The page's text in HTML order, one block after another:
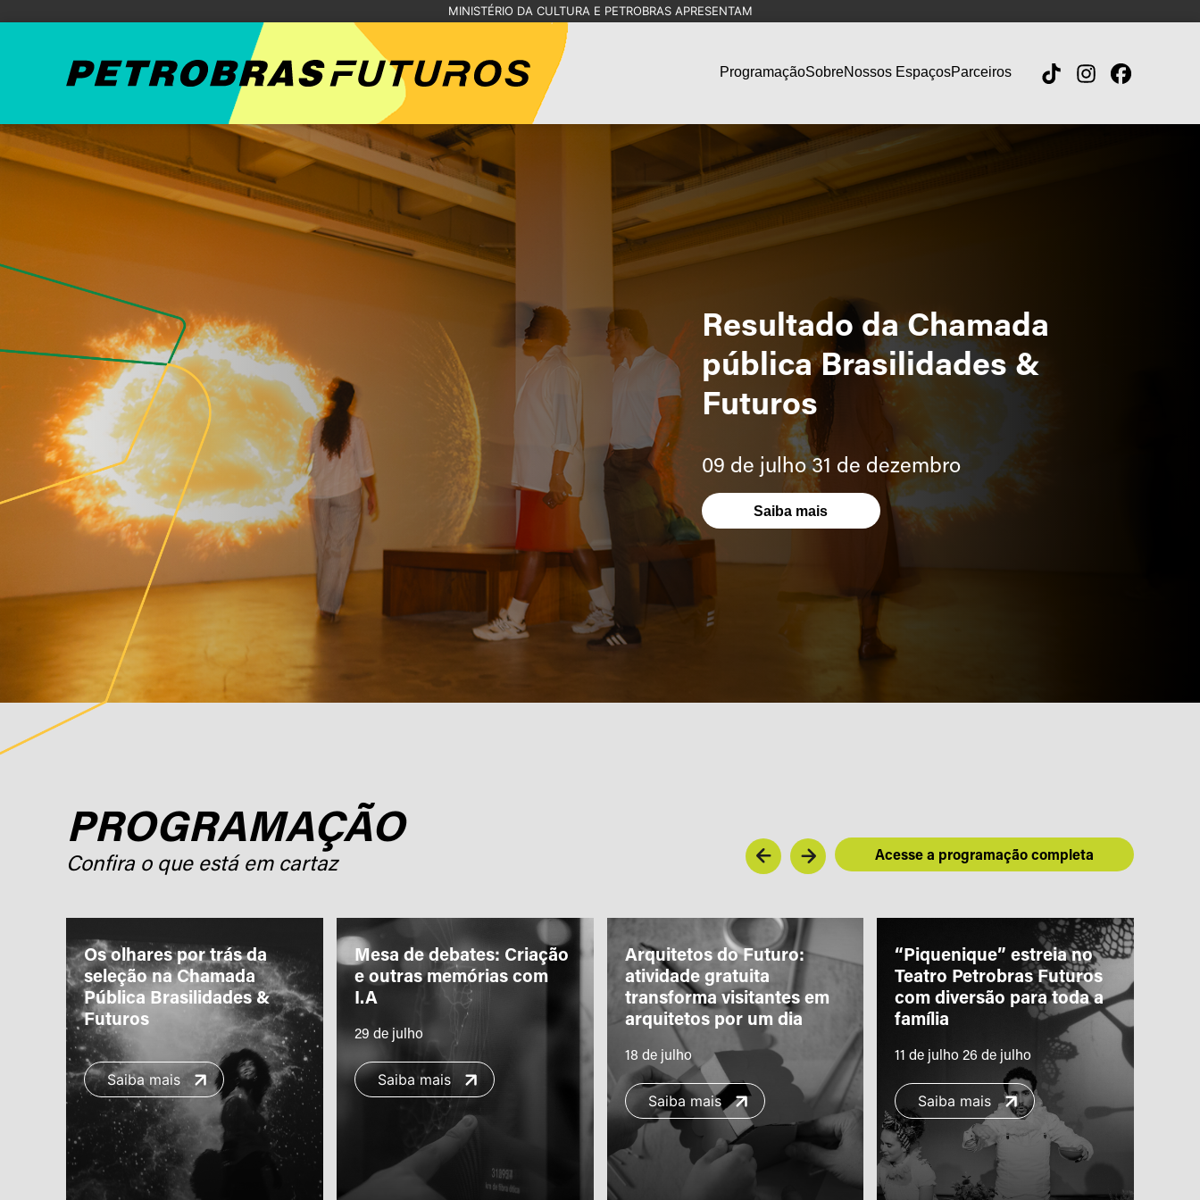
MINISTÉRIO DA CULTURA E PETROBRAS APRESENTAM
ProgramaçãoSobreNossos EspaçosParceiros
Resultado da Chamada
pública Brasilidades &
Futuros
09 de julho 31 de dezembro
Saiba mais
PROGRAMAÇÃO
Confira o que está em cartaz Acesse a programação completa
Os olhares por trás da
seleção na Chamada
Pública Brasilidades &
Futuros
Saiba mais
Mesa de debates: Criação
e outras memórias com
I.A
29 de julho
Saiba mais
Arquitetos do Futuro:
atividade gratuita
transforma visitantes em
arquitetos por um dia
18 de julho
Saiba mais
“Piquenique” estreia no
Teatro Petrobras Futuros
com diversão para toda a
família
11 de julho 26 de julho
Saiba mais